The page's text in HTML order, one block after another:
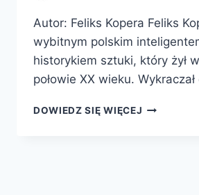
Autor: Feliks Kopera Feliks
wybitnym polskim
historykiem sztuki, który żył
połowie XX wieku.
DOWIEDZ SIĘ WIĘCEJ DZIEJE